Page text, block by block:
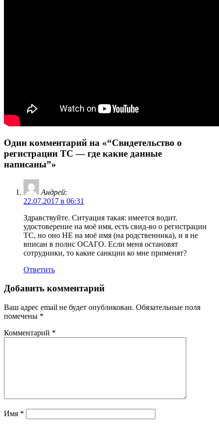
Один комментарий на «“Свидетельство о
регистрации ТС — где какие данные
написаны”»
Андрей:
22.07.2017 в 06:31
Здравствуйте. Ситуация такая: имеется водит.
удостоверение на моё имя, есть свид-во о регистрации
ТС, но оно НЕ на моё имя (на родственника), и я не
вписан в полис ОСАГО. Если меня остановят
сотрудники, то какие санкции ко мне применят?
Ответить
Добавить комментарий
Ваш адрес email не будет опубликован. Обязательные поля
помечены *
Комментарий *
Имя *